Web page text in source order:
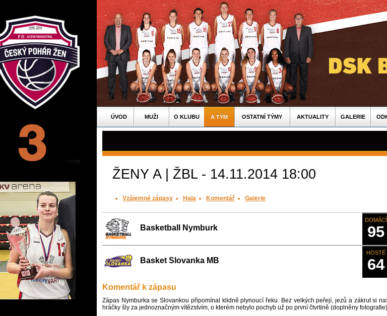
ÚVOD MUŽI O KLUBU A TÝM OSTATNÍ TÝMY AKTUALITY GALERIE
ŽENY A | ŽBL - 14.11.2014 18:00
Vzájemné zápasy Hala Komentář Galerie
Basketball Nymburk
DOMÁCÍ
95
Basket Slovanka MB
HOSTÉ
64
Komentář k zápasu
Zápas Nymburka se Slovankou připomínal klidně plynoucí řeku. Bez velkých peřejí, jezů a zákrut si
hráčky šly za jednoznačným vítězstvím, o kterém nebylo pochyb už po první čtvrtině (doplněny